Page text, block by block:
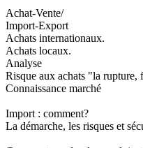
Achat-Vente/
Import-Export
Achats internationaux.
Achats locaux.
Analyse
Risque aux achats "la
Connaissance marché
Import : comment?
La démarche, les risques et